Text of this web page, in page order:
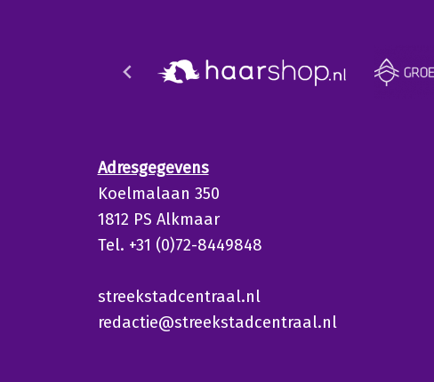
Adresgegevens
Koelmalaan 350
1812 PS Alkmaar
Tel. +31 (0)72-8449848
streekstadcentraal.nl
redactie@streekstadcentraal.nl